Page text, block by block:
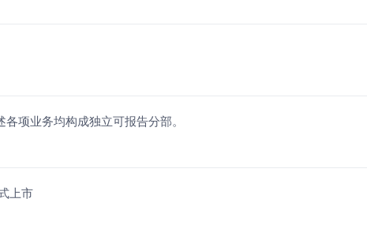
项业务均构成独立可报告分部。
正式上市